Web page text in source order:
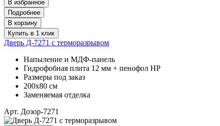
В избранное
Подробнее
В корзину
Купить в 1 клик
Дверь Д-7271 с терморазрывом
Напыление и МДФ-панель
Гидрофобная плита 12 мм + пенофол НР
Размеры под заказ
200х80 см
Заменяемая отделка
Арт. Дозор-7271